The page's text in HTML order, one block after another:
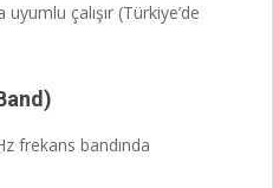
çalışır (Türkiye’de
frekans bandında